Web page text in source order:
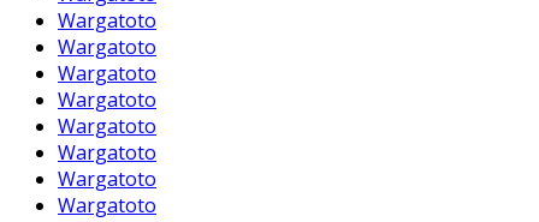
Wargatoto
Wargatoto
Wargatoto
Wargatoto
Wargatoto
Wargatoto
Wargatoto
Wargatoto